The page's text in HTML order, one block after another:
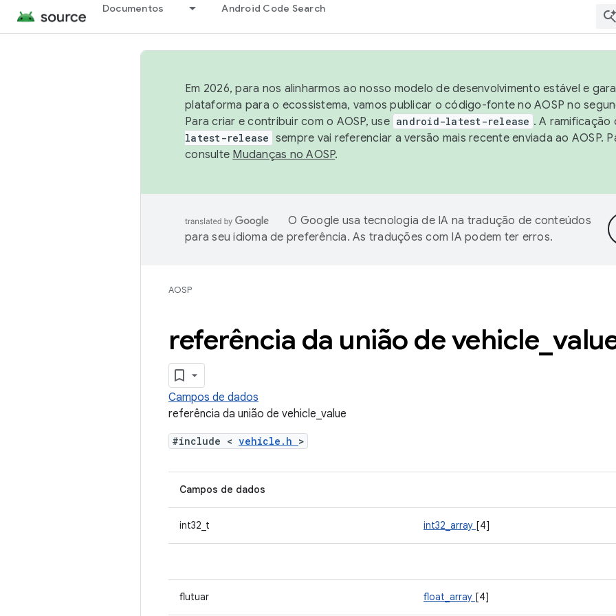
Documentos Android Code Search
Em 2026, para nos alinharmos ao nosso modelo de desenvolvimento estável e
plataforma para o ecossistema, vamos publicar o código-fonte no AOSP no
Para criar e contribuir com o AOSP, use android-latest-release . A
latest-release sempre vai referenciar a versão mais recente enviada ao AOSP.
consulte Mudanças no AOSP.
O Google usa tecnologia de IA na tradução de conteúdos
para seu idioma de preferência. As traduções com IA podem ter erros.
AOSP
referência da união de vehicle
Campos de dados
referência da união de vehicle_value
#include < vehicle.h >
Campos de dados
int32_t int32_array [4]
flutuar float_array [4]